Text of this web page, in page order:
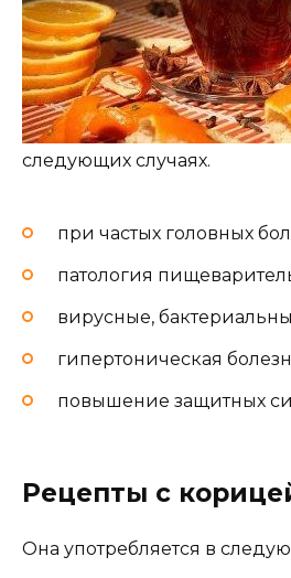
следующих случаях.
при частых головных
патология
вирусные,
гипертоническая
повышение защитных
Рецепты с
Она употребляется в